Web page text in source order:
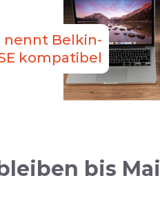
nennt Belkin-
kompatibel
bis Mai